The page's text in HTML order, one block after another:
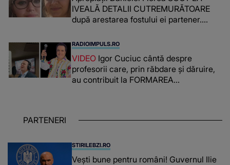
IVEALĂ DETALII CUTREMURĂTOARE
după arestarea fostului ei partener.
românca ucisă în Italia și ascunsă în
lada unui pat: " Îmi pare rău că nu am
reușit să fac mai mult pentru ea și..."
RADIOIMPULS.RO
VIDEO Igor Cuciuc cântă despre
profesorii care, prin răbdare și dăruire,
au contribuit la FORMAREA
chiar și după trecerea anilor: "De
PARTENERI
STIRILEBZI.RO
Vești bune pentru români! Guvernul Ilie